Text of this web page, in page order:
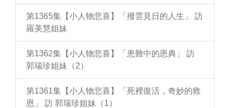
第1365集【小人物悲喜】「撥雲見日的人生」 訪
羅美慧姐妹
第1362集【小人物悲喜】「患難中的恩典」 訪
郭瑞珍姐妹（2）
第1361集【小人物悲喜】「死裡復活，奇妙的救
恩」 訪 郭瑞珍姐妹（1）